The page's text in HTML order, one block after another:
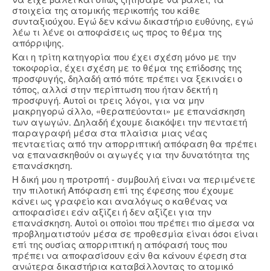
στοιχεία της ατομικής περικοπής του κάθε
συνταξιούχου. Εγώ δεν κάνω δικαστήριο ευθύνης, εγώ
λέω τι λένε οι αποφάσεις ως προς το θέμα της
απόρριψης.
Και η τρίτη κατηγορία που έχει σχέση μόνο με την
τοκοφορία, έχει σχέση με το θέμα της επίδοσης της
προσφυγής, δηλαδή από πότε πρέπει να ξεκινάει ο
τόπος, αλλά στην περίπτωση που ήταν δεκτή η
προσφυγή. Αυτοί οι τρεις λόγοι, για να μην
μακρηγορώ άλλο, «θεραπεύονται» με επανάσκηση
των αγωγών. Δηλαδή έχουμε διακόψει την πενταετή
παραγραφή μέσα στα πλαίσια μιας νέας
πενταετίας από την απορριπτική απόφαση θα πρέπει
να επανασκηθούν οι αγωγές για την δυνατότητα της
επανάσκηση.
Η δική μου η προτροπή - συμβουλή είναι να περιμένετε
την πιλοτική Απόφαση επί της έφεσης που έχουμε
κάνει ως γραφείο και αναλόγως ο καθένας να
αποφασίσει εάν αξίζει ή δεν αξίζει για την
επανάσκηση. Αυτοί οι οποίοι που πρέπει πιο άμεσα να
προβληματιστούν μέσα σε προθεσμία είναι όσοι είναι
επί της ουσίας απορριπτική η απόφασή τους που
πρέπει να αποφασίσουν εάν θα κάνουν έφεση στα
ανώτερα δικαστήρια καταβάλλοντας το ατομικό